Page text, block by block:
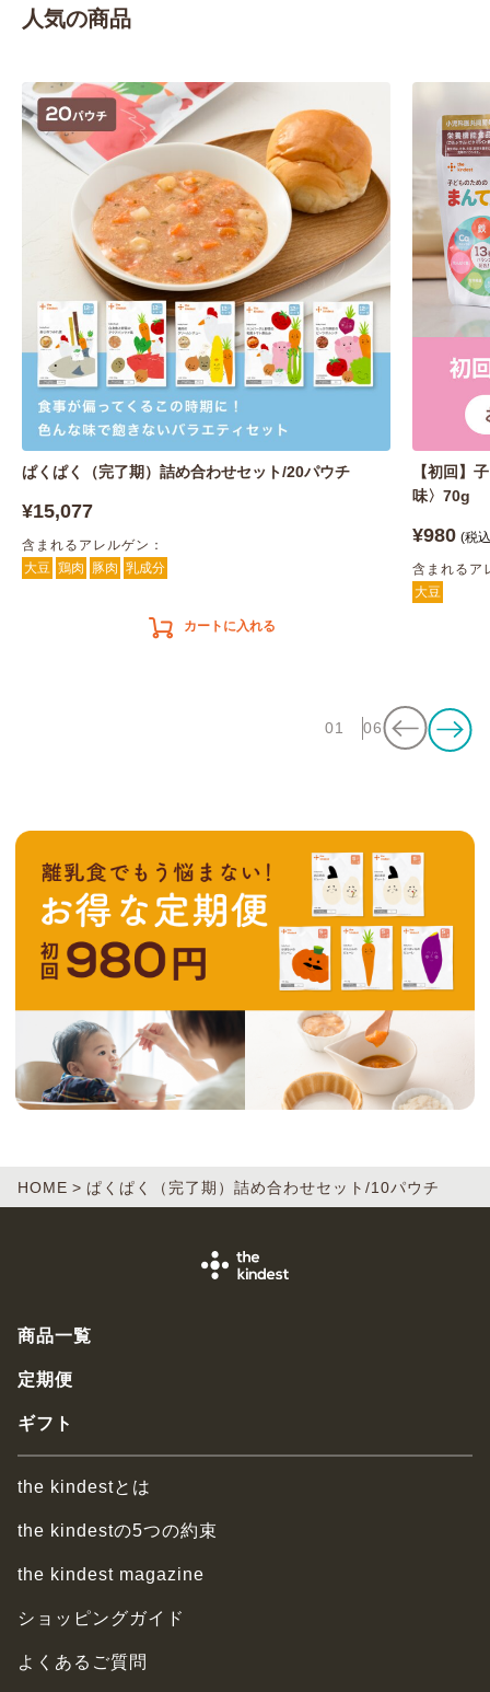
人気の商品
ぱくぱく（完了期）詰め合わせセット/20パウチ
¥15,077
含まれるアレルゲン：
大豆 鶏肉 豚肉 乳成分
カートに入れる
【初回】
味〉70g
¥980 (税
含まれるア
大豆
01 06
HOME ぱくぱく（完了期）詰め合わせセット/10パウチ
商品一覧
定期便
ギフト
the kindestとは
the kindestの5つの約束
the kindest magazine
ショッピングガイド
よくあるご質問